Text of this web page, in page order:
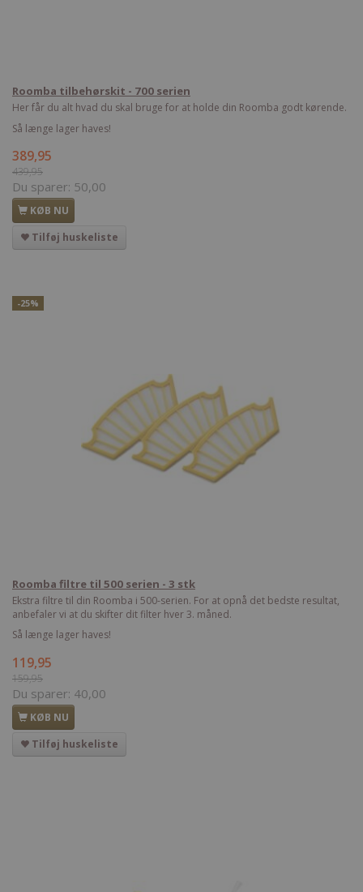
Roomba tilbehørskit - 700 serien
Her får du alt hvad du skal bruge for at holde din Roomba godt kørende.
Så længe lager haves!
389,95
439,95
Du sparer: 50,00
KØB NU
Tilføj huskeliste
-25%
Roomba filtre til 500 serien - 3 stk
Ekstra filtre til din Roomba i 500-serien. For at opnå det bedste resultat,
anbefaler vi at du skifter dit filter hver 3. måned.
Så længe lager haves!
119,95
159,95
Du sparer: 40,00
KØB NU
Tilføj huskeliste